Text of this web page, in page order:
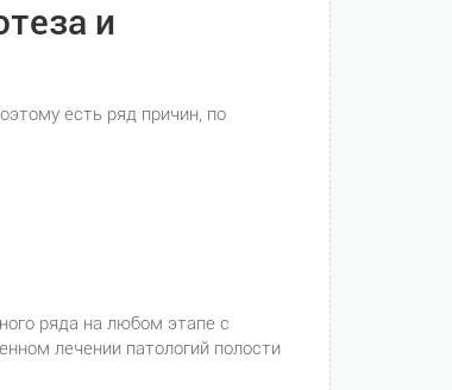
и
есть ряд причин, по
ряда на любом этапе с
лечении патологий полости